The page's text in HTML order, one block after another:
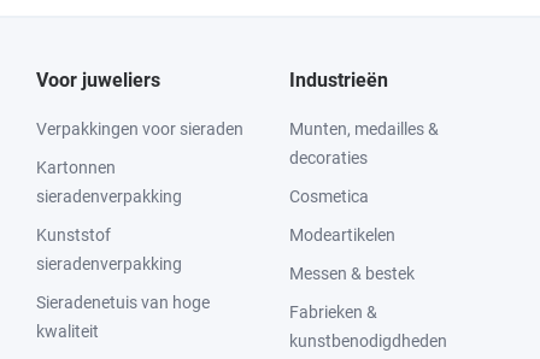
Voor juweliers
Verpakkingen voor sieraden
Kartonnen
sieradenverpakking
Kunststof
sieradenverpakking
Sieradenetuis van hoge
kwaliteit
Industrieën
Munten, medailles &
decoraties
Cosmetica
Modeartikelen
Messen & bestek
Fabrieken &
kunstbenodigdheden